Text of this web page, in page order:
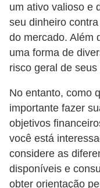
um ativo valioso e
seu dinheiro
do mercado. Além
uma forma de
risco geral de
No entanto, como
importante fazer
objetivos
você está
considere as
disponíveis e
obter orientação